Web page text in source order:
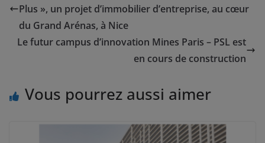
Plus », un projet d’immobilier d’entreprise, au cœur
du Grand Arénas, à Nice
Le futur campus d’innovation Mines Paris – PSL est
en cours de construction
Vous pourrez aussi aimer